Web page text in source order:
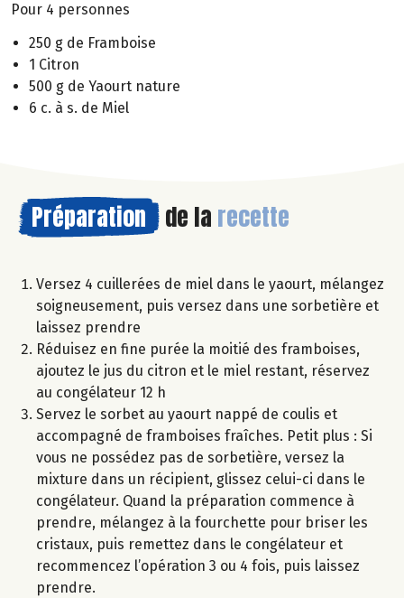
Pour 4 personnes
250 g de Framboise
1 Citron
500 g de Yaourt nature
6 c. à s. de Miel
Préparation de la recette
Versez 4 cuillerées de miel dans le yaourt, mélangez
soigneusement, puis versez dans une sorbetière et
laissez prendre
Réduisez en fine purée la moitié des framboises,
ajoutez le jus du citron et le miel restant, réservez
au congélateur 12 h
Servez le sorbet au yaourt nappé de coulis et
accompagné de framboises fraîches. Petit plus : Si
vous ne possédez pas de sorbetière, versez la
mixture dans un récipient, glissez celui-ci dans le
congélateur. Quand la préparation commence à
prendre, mélangez à la fourchette pour briser les
cristaux, puis remettez dans le congélateur et
recommencez l’opération 3 ou 4 fois, puis laissez
prendre.